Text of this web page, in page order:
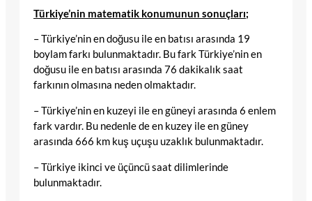
Türkiye’nin matematik konumunun sonuçları;
– Türkiye’nin en doğusu ile en batısı arasında 19
boylam farkı bulunmaktadır. Bu fark Türkiye’nin en
doğusu ile en batısı arasında 76 dakikalık saat
farkının olmasına neden olmaktadır.
– Türkiye’nin en kuzeyi ile en güneyi arasında 6 enlem
fark vardır. Bu nedenle de en kuzey ile en güney
arasında 666 km kuş uçuşu uzaklık bulunmaktadır.
– Türkiye ikinci ve üçüncü saat dilimlerinde
bulunmaktadır.